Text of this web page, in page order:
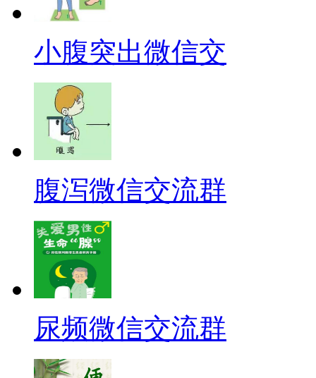
小腹突出微信交
腹泻微信交流群
尿频微信交流群